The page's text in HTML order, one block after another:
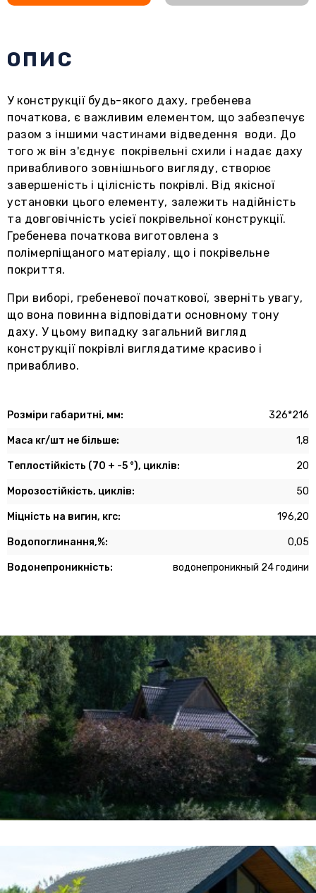
ОПИС
У конструкції будь-якого даху, гребенева
початкова, є важливим елементом, що забезпечує
разом з іншими частинами відведення води. До
того ж він з'єднує покрівельні схили і надає даху
привабливого зовнішнього вигляду, створює
завершеність і цілісність покрівлі. Від якісної
установки цього елементу, залежить надійність
та довговічність усієї покрівельної конструкції.
Гребенева початкова виготовлена з
полімерпіщаного матеріалу, що і покрівельне
покриття.
При виборі, гребеневої початкової, зверніть увагу,
що вона повинна відповідати основному тону
даху. У цьому випадку загальний вигляд
конструкції покрівлі виглядатиме красиво і
привабливо.
Розміри габаритні, мм: 326*216
Маса кг/шт не більше: 1,8
Теплостійкість (70 + -5 °), циклів: 20
Морозостійкість, циклів: 50
Міцність на вигин, кгс: 196,20
Водопоглинання,%: 0,05
Водонепроникність: водонепроникный 24 години